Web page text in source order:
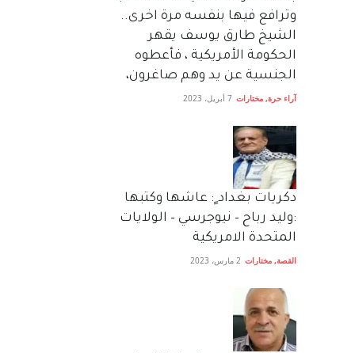
وترافع فيها بنفسه مرة اخرى..
الشيخ طارق يوسف يقهر
الحكومة الأمريكية ، فأعطوه
الجنسية عن يد وهم صاغرون،
آراء حرة, مختارات 7 أبريل، 2023
دكريات بغداد ٍ: عاشها وكتبها
:وليد رباح – نيوجرسي – الولايات
المتحدة الامريكية
القصة, مختارات 2 مارس، 2023